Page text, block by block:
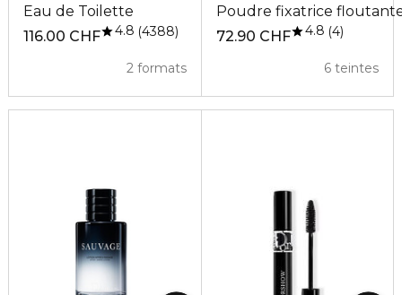
Eau de Toilette
116.00 CHF
2 formats
4.8 4388
Poudre fixatrice
72.90 CHF
6 teintes
4.8 4